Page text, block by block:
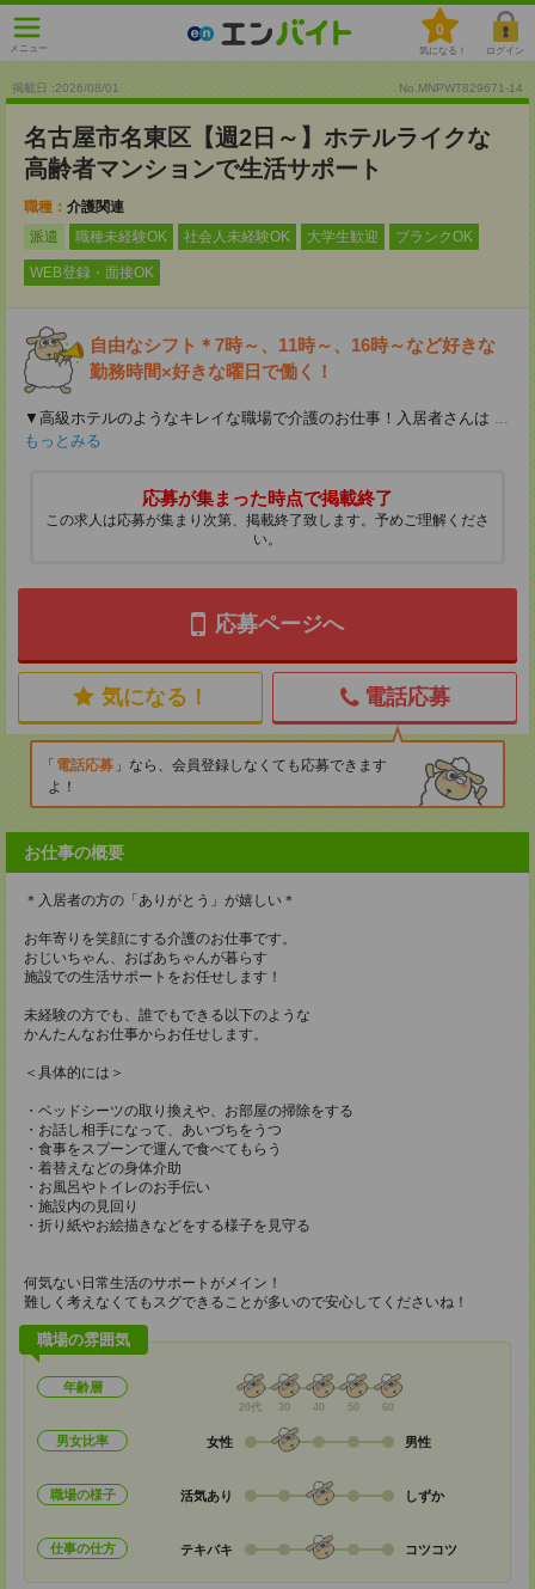
メニュー
0
気になる！ ログイン
掲載日 :2026/08/01 No.MNPWT829671-14
名古屋市名東区【週2日～】ホテルライクな
高齢者マンションで生活サポート
職種： 介護関連
派遣
職種未経験OK 社会人未経験OK 大学生歓迎 ブランクOK
WEB登録・面接OK
自由なシフト＊7時～、11時～、16時～など好きな
勤務時間×好きな曜日で働く！
▼高級ホテルのようなキレイな職場で介護のお仕事！入居者さんは ...
もっとみる
応募が集まった時点で掲載終了
この求人は応募が集まり次第、掲載終了致します。予めご理解くださ
い。
応募ページへ
気になる！ 電話応募
電話応募
なら、会員登録しなくても応募できます
よ！
お仕事の概要
＊入居者の方の「ありがとう」が嬉しい＊
お年寄りを笑顔にする介護のお仕事です。
おじいちゃん、おばあちゃんが暮らす
施設での生活サポートをお任せします！
未経験の方でも、誰でもできる以下のような
かんたんなお仕事からお任せします。
＜具体的には＞
・ベッドシーツの取り換えや、お部屋の掃除をする
・お話し相手になって、あいづちをうつ
・食事をスプーンで運んで食べてもらう
・着替えなどの身体介助
・お風呂やトイレのお手伝い
・施設内の見回り
・折り紙やお絵描きなどをする様子を見守る
何気ない日常生活のサポートがメイン！
難しく考えなくてもスグできることが多いので安心してくださいね！
職場の雰囲気
年齢層
20代 30 40 50 60
男女比率 女性 男性
職場の様子 活気あり しずか
仕事の仕方 テキパキ コツコツ